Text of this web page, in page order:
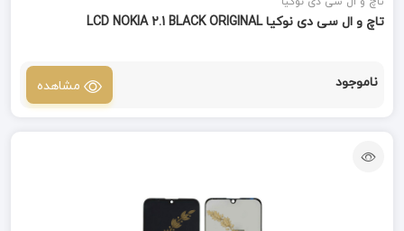
تاچ و ال سی دی نوکیا LCD NOKIA 2.1 BLACK ORIGINAL
ناموجود مشاهده